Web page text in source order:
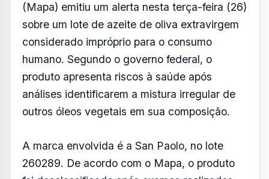
(Mapa) emitiu um alerta nesta terça-feira (26)
sobre um lote de azeite de oliva extravirgem
considerado impróprio para o consumo
humano. Segundo o governo federal, o
produto apresenta riscos à saúde após
análises identificarem a mistura irregular de
outros óleos vegetais em sua composição.
A marca envolvida é a San Paolo, no lote
260289. De acordo com o Mapa, o produto